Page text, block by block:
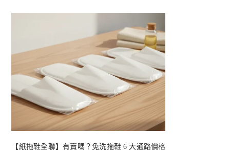
【紙拖鞋全聯】有賣嗎？免洗拖鞋 6 大通路價格